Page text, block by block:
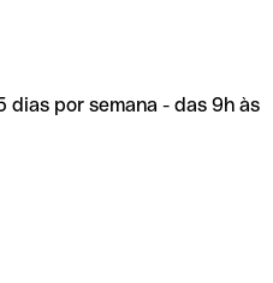
dias por semana - das 9h às